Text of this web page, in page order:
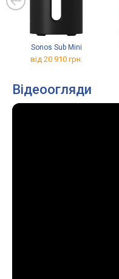
Sonos Sub Mini
від 20 910 грн.
Відеоогляди